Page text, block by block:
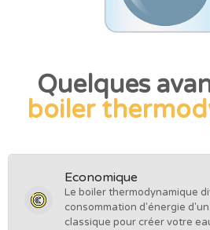
Quelques
boiler
Economique
Le boiler thermodynamique
consommation d'énergie
classique pour créer votre